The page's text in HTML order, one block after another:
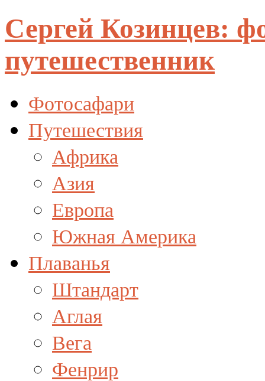
Сергей Козинцев:
путешественник
Фотосафари
Путешествия
Африка
Азия
Европа
Южная Америка
Плаванья
Штандарт
Аглая
Вега
Фенрир